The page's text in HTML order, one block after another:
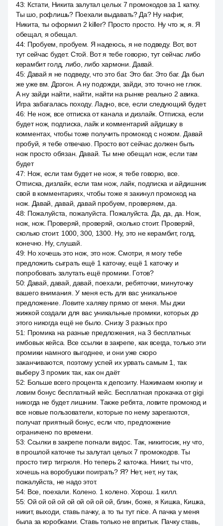
43: Кстати, Никита залутал целых 7 промокодов за 1 катку.
Ты шо, рофлишь? Поехали выдавать? Да? Ну нафиг,
Никита, ты оформил 2 killer? Просто просто. Ну что ж, я. Я
обещал, я обещал.
44: Пробуем, пробуем. Я надеюсь, я не подведу. Вот, вот
тут сейчас будет. Стой. Вот я тебе говорю, тут сейчас либо
керамбит голд, либо, либо хармони. Давай.
45: Давай я не подведу, что это баг. Это баг. Это баг. Да был
же уже вм. Дрэгон. А ну подожди, зайди, это точно не глюк.
А ну зайди найти, найти, найти на рынке реально 2 авика.
Игра забагалась походу. Ладно, все, если следующий будет.
46: Не нож, все отписка от канала и дизлайк. Отписка, если
будет нож, подписка, лайк и комментарий айдишку в
комментах, чтобы тоже получить промокод с ножом. Давай
пробуй, я тебе отвечаю. Просто вот сейчас должен быть
нож просто обязан. Давай. Ты мне обещал нож, если там
будет
47: Нож, если там будет не нож, я тебе говорю, все.
Отписка, дизлайк, если там нож, лайк, подписка и айдишник
свой в комментариях, чтобы тоже я закинул промокод на
нож. Давай, давай, давай пробуем, проверяем, да.
48: Пожалуйста, пожалуйста. Пожалуйста. Да, да, да. Нож,
нож, нож. Проверяй, проверяй, сколько стоит. Проверяй,
сколько стоит. 1000, 300, 1300. Ну, это не керамбит, голд,
конечно. Ну, слушай.
49: Но хочешь это нож, это нож. Смотри, я могу тебе
предложить сыграть ещё 1 каточку, ещё 1 каточку и
попробовать залутать ещё промики. Готов?
50: Давай, давай, давай, поехали, ребяточки, минуточку
вашего внимания. У меня есть для вас уникальное
предложение. Ловите халяву прямо от меня. Мы джи
жижкой создали для вас уникальные промики, которых до
этого никогда ещё не было. Снизу 3 разных про
51: Промика на разные предложения, на 3 бесплатных
имбовых кейса. Все ссылки в закрепе, как всегда, только эти
промики намного выгоднее, и они уже скоро
заканчиваются, поэтому успей их урвать самым 1, так
выберу 3 промик так, как он даёт
52: Больше всего процента к депозиту. Нажимаем кнопку и
ловим бонус бесплатный кейс. Бесплатная прокачка от gigi
никогда не будет лишним. Также ребята, ловите промокод и
все новые пользователи, которые по нему зарегаются,
получат приятный бонус, если что, предложение
ограничено по времени.
53: Ссылки в закрепе погнали видос. Так, никитосик, ну что,
в прошлой каточке ты залутал целых 7 промокодов. Ты
просто тигр тигрюля. Но теперь 2 каточка. Никит, ты что,
хочешь на воробушки поиграть? Я? Нет, нет, ну так,
пожалуйста, не надо этот.
54: Все, поехали. Колено. 1 колено. Хорош. 1 килл.
55: Ой ой ой ой ой ой ой ой ой, блин, боже, я Кишка, Кишка,
никит, выходи, ставь пачку, а то ты тут nice. А пачка у меня
была за коробками. Ставь только не впритык. Пачку ставь,